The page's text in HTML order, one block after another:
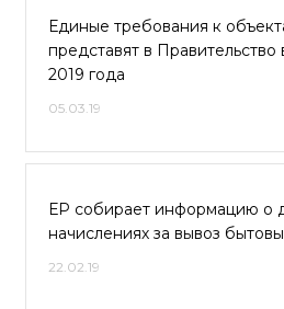
Единые требования к
представят в
2019 года
05.03.19
ЕР собирает информацию о
начислениях за вывоз
22.02.19